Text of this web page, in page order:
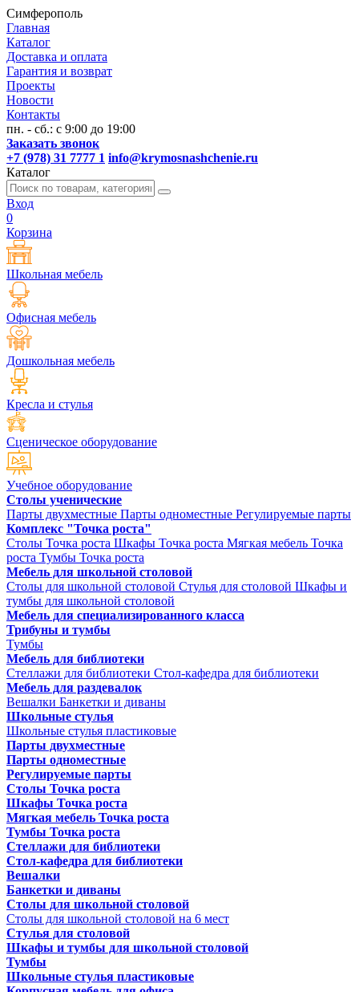
Симферополь
Главная
Каталог
Доставка и оплата
Гарантия и возврат
Проекты
Новости
Контакты
пн. - сб.: с 9:00 до 19:00
Заказать звонок
+7 (978) 31 7777 1 info@krymosnashchenie.ru
Каталог
Вход
0
Корзина
Школьная мебель
Офисная мебель
Дошкольная мебель
Кресла и стулья
Сценическое оборудование
Учебное оборудование
Столы ученические
Парты двухместные Парты одноместные Регулируемые парты
Комплекс "Точка роста"
Столы Точка роста Шкафы Точка роста Мягкая мебель Точка
роста Тумбы Точка роста
Мебель для школьной столовой
Столы для школьной столовой Стулья для столовой Шкафы и
тумбы для школьной столовой
Мебель для специализированного класса
Трибуны и тумбы
Тумбы
Мебель для библиотеки
Стеллажи для библиотеки Стол-кафедра для библиотеки
Мебель для раздевалок
Вешалки Банкетки и диваны
Школьные стулья
Школьные стулья пластиковые
Парты двухместные
Парты одноместные
Регулируемые парты
Столы Точка роста
Шкафы Точка роста
Мягкая мебель Точка роста
Тумбы Точка роста
Стеллажи для библиотеки
Стол-кафедра для библиотеки
Вешалки
Банкетки и диваны
Столы для школьной столовой
Столы для школьной столовой на 6 мест
Стулья для столовой
Шкафы и тумбы для школьной столовой
Тумбы
Школьные стулья пластиковые